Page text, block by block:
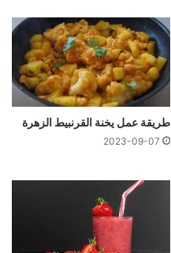
طريقة عمل يخنة القرنبيط الزهرة
2023-09-07